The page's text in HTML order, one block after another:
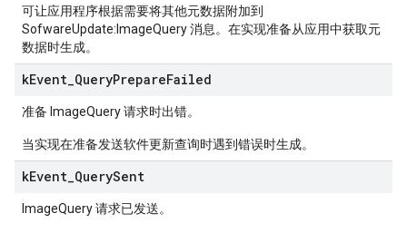
可让应用程序根据需要将其他元数据附加到
SofwareUpdate:ImageQuery 消息。在实现准备从应用中获取元
数据时生成。
kEvent QueryPrepareFailed
准备 ImageQuery 请求时出错。
当实现在准备发送软件更新查询时遇到错误时生成。
kEvent QuerySent
ImageQuery 请求已发送。